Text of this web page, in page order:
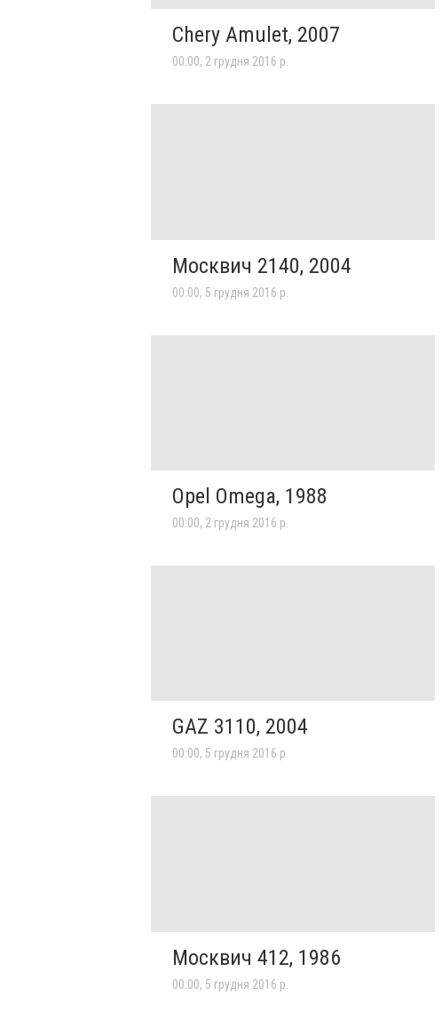
Chery Amulet, 2007
00:00, 2 грудня 2016 р.
Москвич 2140, 2004
00:00, 5 грудня 2016 р.
Opel Omega, 1988
00:00, 2 грудня 2016 р.
GAZ 3110, 2004
00:00, 5 грудня 2016 р.
Москвич 412, 1986
00:00, 5 грудня 2016 р.